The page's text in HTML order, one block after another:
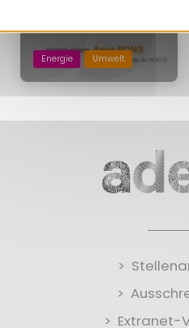
Energie Umwelt
Extranet-